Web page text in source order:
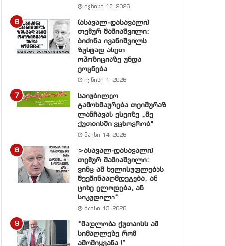
ივნისი 18, 2026
(ასავალ-დასავალი)
თემურ შაშიაშვილი:
ბიძინა ივანიშვილს
ზუსტად ასეთ
ოპოზიციაზე უნდა
ეოცნება
ივნისი 1, 2026
საიუბილეო
გამოხმაურება თეიმურაზ
ლანჩავას ესეიზე „მე
ქუთაისში ვცხოვრობ“
მაისი 14, 2026
>ასავალ-დასავალი)
თემურ შაშიაშვილი:
ვინც ამ ხელისუფლებას
შეეწინააღმდეგება, ან
ციხე ელოდება, ან
სიკვდილი”
მაისი 13, 2026
“მადლობა ქუთაისს ამ
სიმაღლეზე რომ
ამომიყვანა !”